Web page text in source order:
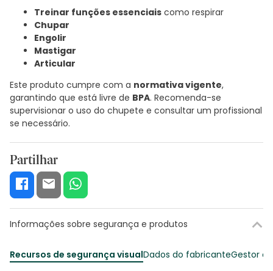
Treinar funções essenciais como respirar
Chupar
Engolir
Mastigar
Articular
Este produto cumpre com a normativa vigente,
garantindo que está livre de BPA. Recomenda-se
supervisionar o uso do chupete e consultar um profissional
se necessário.
Partilhar
Informações sobre segurança e produtos
Recursos de segurança visualDados do fabricanteGestor